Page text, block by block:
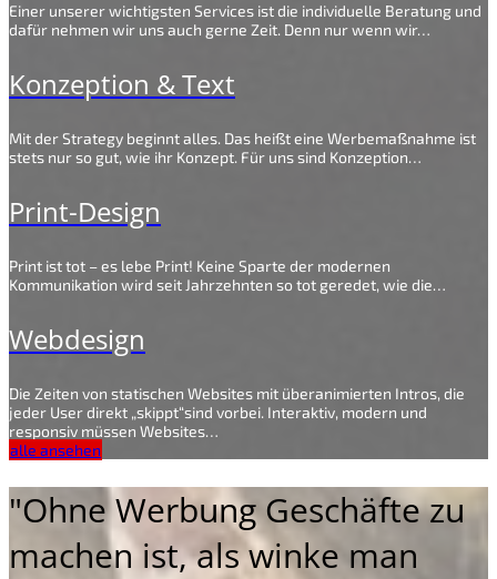
Einer unserer wichtigsten Services ist die individuelle Beratung und
dafür nehmen wir uns auch gerne Zeit. Denn nur wenn wir…
Konzeption & Text
Mit der Strategy beginnt alles. Das heißt eine Werbemaßnahme ist
stets nur so gut, wie ihr Konzept. Für uns sind Konzeption…
Print-Design
Print ist tot – es lebe Print! Keine Sparte der modernen
Kommunikation wird seit Jahrzehnten so tot geredet, wie die…
Webdesign
Die Zeiten von statischen Websites mit überanimierten Intros, die
jeder User direkt „skippt“sind vorbei. Interaktiv, modern und
responsiv müssen Websites…
alle ansehen
"Ohne Werbung Geschäfte zu
machen ist, als winke man